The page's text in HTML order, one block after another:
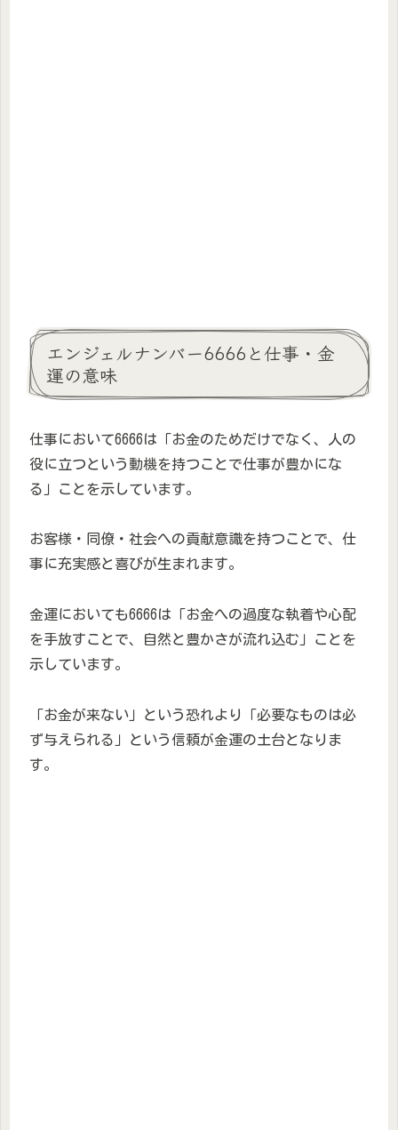
エンジェルナンバー6666と仕事・金
運の意味
仕事において6666は「お金のためだけでなく、人の
役に立つという動機を持つことで仕事が豊かにな
る」ことを示しています。
お客様・同僚・社会への貢献意識を持つことで、仕
事に充実感と喜びが生まれます。
金運においても6666は「お金への過度な執着や心配
を手放すことで、自然と豊かさが流れ込む」ことを
示しています。
「お金が来ない」という恐れより「必要なものは必
ず与えられる」という信頼が金運の土台となりま
す。